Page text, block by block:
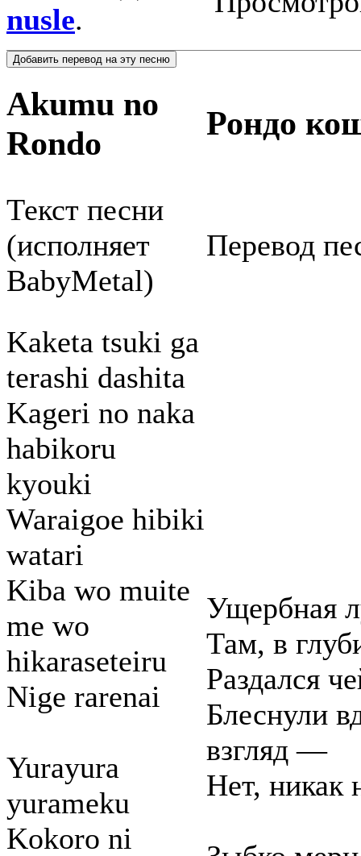
nusle.
Akumu no
Rondo
Рондо
Текст песни
(исполняет
BabyMetal)
Перевод
Kaketa tsuki ga
terashi dashita
Kageri no naka
habikoru
kyouki
Waraigoe hibiki
watari
Kiba wo muite
me wo
hikaraseteiru
Nige rarenai
Yurayura
yurameku
Kokoro ni
Ущербная
Там, в
Раздался
Блеснули
взгляд —
Нет, никак